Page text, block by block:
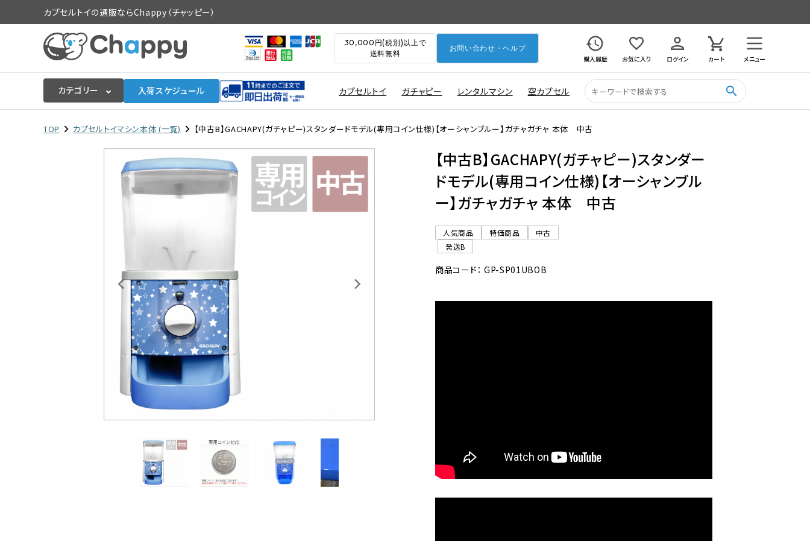
カプセルトイの通販ならChappy（チャッピー）
30,000円(税別)以上で
送料無料
お問い合わせ・ヘルプ
購入履歴
お気に入り ログイン カート メニュー
カテゴリー 入荷スケジュール カプセルトイ ガチャピー レンタルマシン 空カプセル search
ログイン 会員登録
入荷スケジュールをチェック
カプセルトイマシン本体
TOP カプセルトイマシン本体 (一覧) 【中古B】GACHAPY(ガチャピー)スタンダードモデル(専用コイン仕様)【オーシャンブルー】ガチャガチャ 本体 中古
【中古B】GACHAPY(ガチャピー)スタンダー
ドモデル(専用コイン仕様)【オーシャンブル
ー】ガチャガチャ 本体 中古
人気商品 特価商品
中古
発送B
商品コード： GP-SP01UBOB